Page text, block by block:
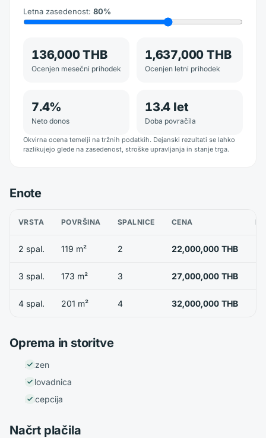
Letna zasedenost: 80%
136,000 THB
Ocenjen mesečni prihodek
1,637,000 THB
Ocenjen letni prihodek
7.4%
Neto donos
13.4 let
Doba povračila
Okvirna ocena temelji na tržnih podatkih. Dejanski rezultati se lahko
razlikujejo glede na zasedenost, stroške upravljanja in stanje trga.
Enote
VRSTA POVRŠINA SPALNICE CENA
2 spal. 119 m² 2 22,000,000 THB
3 spal. 173 m² 3 27,000,000 THB
4 spal. 201 m² 4 32,000,000 THB
Oprema in storitve
Bazen
Telovadnica
Recepcija
Načrt plačila